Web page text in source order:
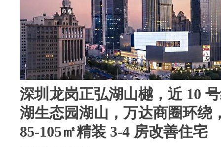
深圳龙岗正弘湖山樾，近 10
湖生态园湖山，万达商圈环绕
85-105㎡精装 3-4 房改善住宅